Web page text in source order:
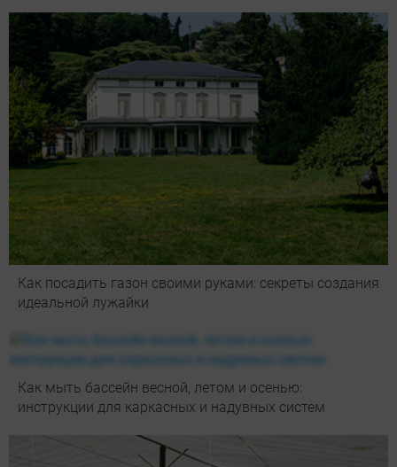
Как посадить газон своими руками: секреты создания
идеальной лужайки
Как мыть бассейн весной, летом и осенью:
инструкции для каркасных и надувных систем